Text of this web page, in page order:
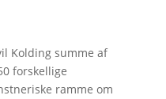
Kolding summe af
forskellige
ramme om